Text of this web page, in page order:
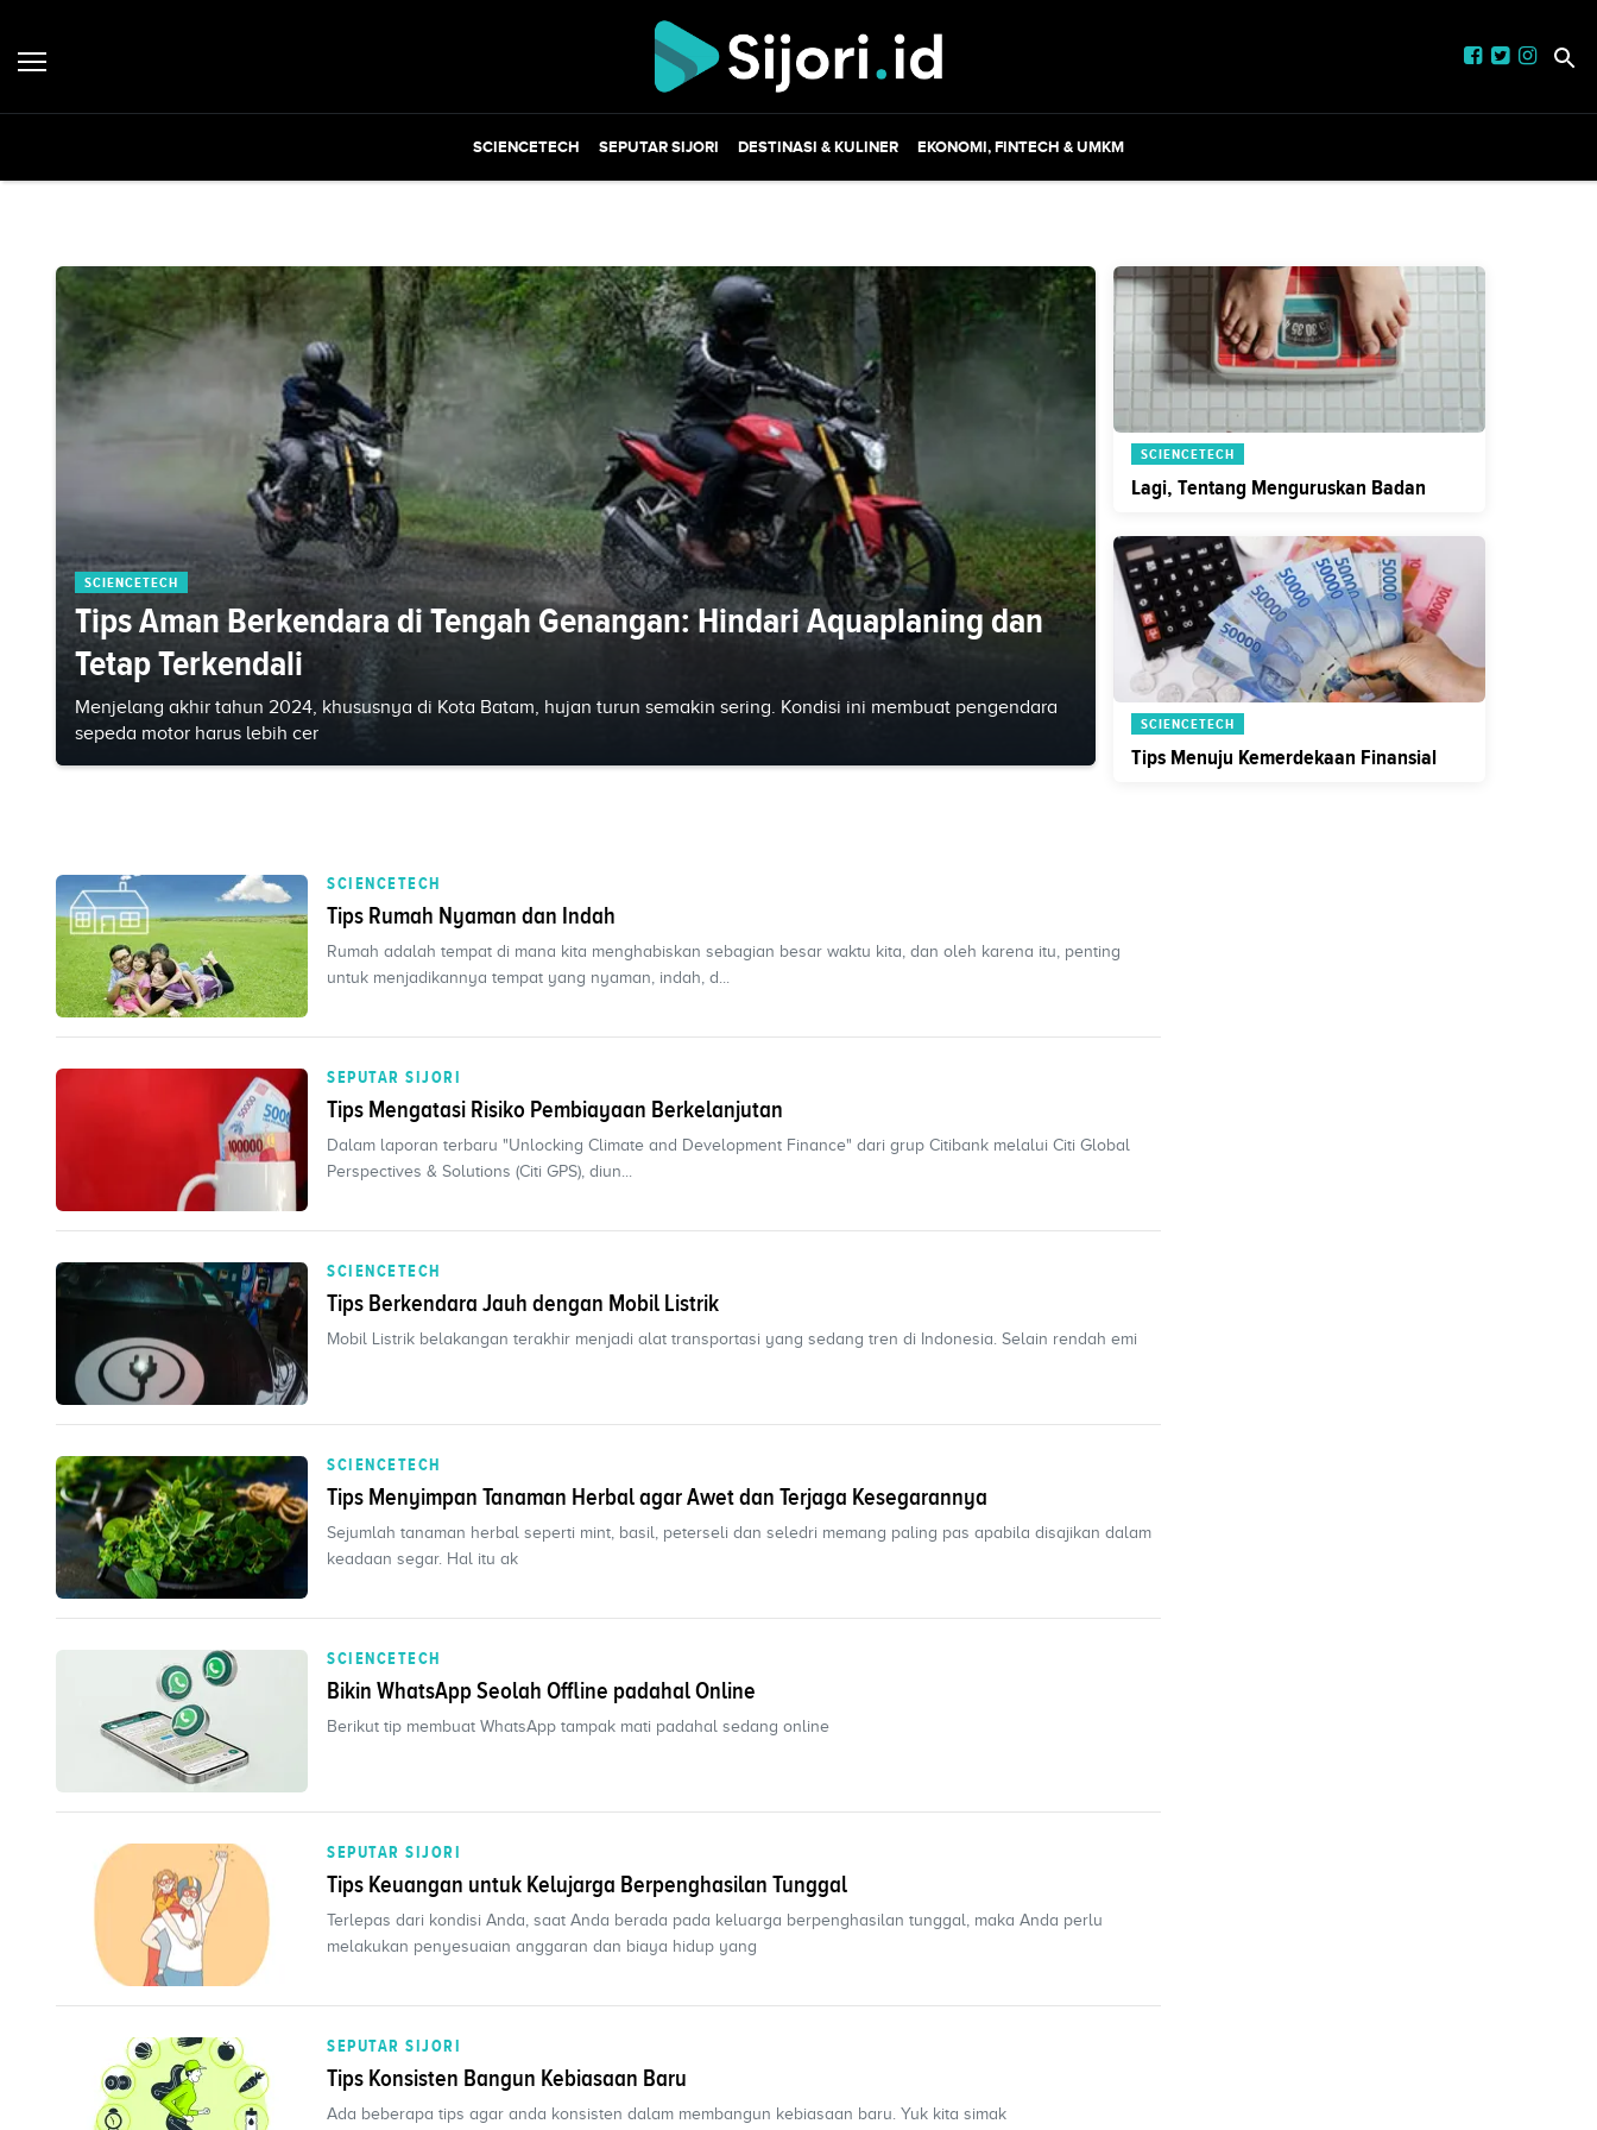
SCIENCETECH SEPUTAR SIJORI DESTINASI & KULINER EKONOMI, FINTECH & UMKM
SCIENCETECH
Tips Aman Berkendara di Tengah Genangan: Hindari Aquaplaning dan
Tetap Terkendali
Menjelang akhir tahun 2024, khususnya di Kota Batam, hujan turun semakin sering. Kondisi ini membuat pengendara
sepeda motor harus lebih cer
SCIENCETECH
Lagi, Tentang Menguruskan Badan
SCIENCETECH
Tips Menuju Kemerdekaan Finansial
SCIENCETECH
Tips Rumah Nyaman dan Indah
Rumah adalah tempat di mana kita menghabiskan sebagian besar waktu kita, dan oleh karena itu, penting
untuk menjadikannya tempat yang nyaman, indah, d...
SEPUTAR SIJORI
Tips Mengatasi Risiko Pembiayaan Berkelanjutan
Dalam laporan terbaru "Unlocking Climate and Development Finance" dari grup Citibank melalui Citi Global
Perspectives & Solutions (Citi GPS), diun...
SCIENCETECH
Tips Berkendara Jauh dengan Mobil Listrik
Mobil Listrik belakangan terakhir menjadi alat transportasi yang sedang tren di Indonesia. Selain rendah emi
SCIENCETECH
Tips Menyimpan Tanaman Herbal agar Awet dan Terjaga Kesegarannya
Sejumlah tanaman herbal seperti mint, basil, peterseli dan seledri memang paling pas apabila disajikan dalam
keadaan segar. Hal itu ak
SCIENCETECH
Bikin WhatsApp Seolah Offline padahal Online
Berikut tip membuat WhatsApp tampak mati padahal sedang online
SEPUTAR SIJORI
Tips Keuangan untuk Kelujarga Berpenghasilan Tunggal
Terlepas dari kondisi Anda, saat Anda berada pada keluarga berpenghasilan tunggal, maka Anda perlu
melakukan penyesuaian anggaran dan biaya hidup yang
SEPUTAR SIJORI
Tips Konsisten Bangun Kebiasaan Baru
Ada beberapa tips agar anda konsisten dalam membangun kebiasaan baru. Yuk kita simak